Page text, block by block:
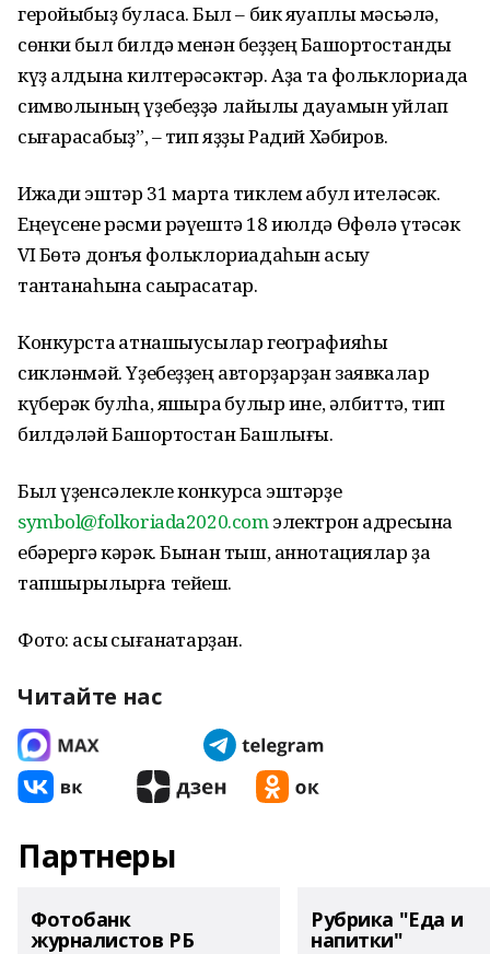
геройыбыҙ буласаҡ. Был – бик яуаплы мәсьәлә,
сөнки был билдә менән беҙҙең Башҡортостанды
күҙ алдына килтерәсәктәр. Аҙаҡ та фольклориада
символының үҙебеҙҙә лайыҡлы дауамын уйлап
сығарасаҡбыҙ”, – тип яҙҙы Радий Хәбиров.
Ижади эштәр 31 мартҡа тиклем ҡабул ителәсәк.
Еңеүсене рәсми рәүештә 18 июлдә Өфөлә үтәсәк
VI Бөтә донъя фольклориадаһын асыу
тантанаһына саҡырасаҡтар.
Конкурста ҡатнашыусылар географияһы
сикләнмәй. Үҙебеҙҙең авторҙарҙан заявкалар
күберәк булһа, яҡшыраҡ булыр ине, әлбиттә, тип
билдәләй Башҡортостан Башлығы.
Был үҙенсәлекле конкурсҡа эштәрҙе
symbol@folkoriada2020.comэлектрон адресына
ебәрергә кәрәк. Бынан тыш, аннотациялар ҙа
тапшырылырға тейеш.
Фото: асыҡ сығанаҡтарҙан.
Читайте нас
Партнеры
Фотобанк
журналистов РБ
Рубрика "Еда и
напитки"